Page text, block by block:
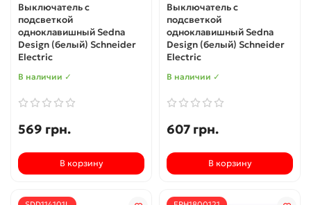
Выключатель с
подсветкой
одноклавишный Sedna
Design (белый) Schneider
Electric
В наличии ✓
569 грн.
В корзину
Выключатель с
подсветкой
одноклавишный Sedna
Design (белый) Schneider
Electric
В наличии ✓
607 грн.
В корзину